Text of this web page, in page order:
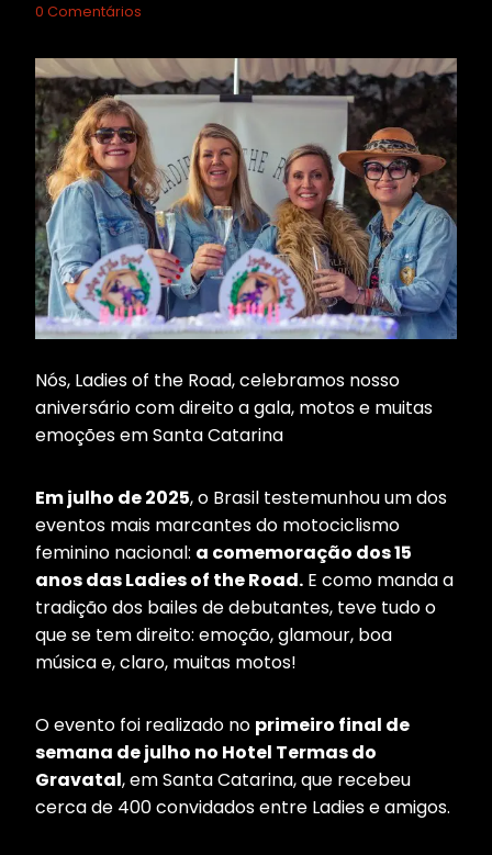
0 Comentários
Nós, Ladies of the Road, celebramos nosso
aniversário com direito a gala, motos e muitas
emoções em Santa Catarina
Em julho de 2025, o Brasil testemunhou um dos
eventos mais marcantes do motociclismo
feminino nacional: a comemoração dos 15
anos das Ladies of the Road. E como manda a
tradição dos bailes de debutantes, teve tudo o
que se tem direito: emoção, glamour, boa
música e, claro, muitas motos!
O evento foi realizado no primeiro final de
semana de julho no Hotel Termas do
Gravatal, em Santa Catarina, que recebeu
cerca de 400 convidados entre Ladies e amigos.